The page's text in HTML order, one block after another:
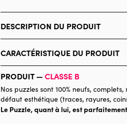
DESCRIPTION DU PRODUIT
Cynthia Frenette Licensed by SCCS, Inc.
CARACTÉRISTIQUE DU PRODUIT
Marque
Catégorie
Age
Provenance
PRODUIT —CLASSE B
Nos puzzles sont 100% neufs,
défaut esthétique (traces, rayures,
Le Puzzle, quant à lui, est